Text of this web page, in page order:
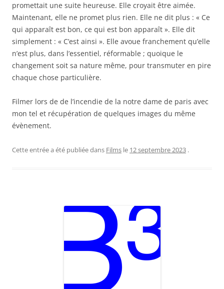
promettait une suite heureuse. Elle croyait être aimée.
Maintenant, elle ne promet plus rien. Elle ne dit plus : « Ce
qui apparaît est bon, ce qui est bon apparaît ». Elle dit
simplement : « C’est ainsi ». Elle avoue franchement qu’elle
n’est plus, dans l’essentiel, réformable ; quoique le
changement soit sa nature même, pour transmuter en pire
chaque chose particulière.
Filmer lors de de l’incendie de la notre dame de paris avec
mon tel et récupération de quelques images du même
évènement.
Cette entrée a été publiée dans Films le 12 septembre 2023 .